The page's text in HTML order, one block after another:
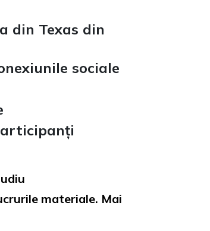
din Texas din
sociale
materiale. Mai